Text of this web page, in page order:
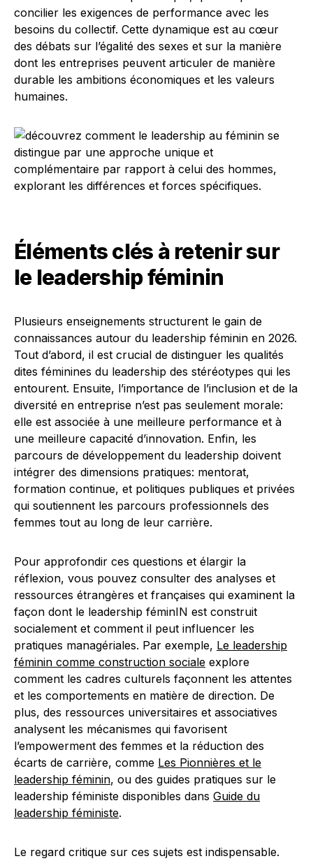
concilier les exigences de performance avec les
besoins du collectif. Cette dynamique est au cœur
des débats sur l’égalité des sexes et sur la manière
dont les entreprises peuvent articuler de manière
durable les ambitions économiques et les valeurs
humaines.
Éléments clés à retenir sur
le leadership féminin
Plusieurs enseignements structurent le gain de
connaissances autour du leadership féminin en 2026.
Tout d’abord, il est crucial de distinguer les qualités
dites féminines du leadership des stéréotypes qui les
entourent. Ensuite, l’importance de l’inclusion et de la
diversité en entreprise n’est pas seulement morale:
elle est associée à une meilleure performance et à
une meilleure capacité d’innovation. Enfin, les
parcours de développement du leadership doivent
intégrer des dimensions pratiques: mentorat,
formation continue, et politiques publiques et privées
qui soutiennent les parcours professionnels des
femmes tout au long de leur carrière.
Pour approfondir ces questions et élargir la
réflexion, vous pouvez consulter des analyses et
ressources étrangères et françaises qui examinent la
façon dont le leadership féminIN est construit
socialement et comment il peut influencer les
pratiques managériales. Par exemple, Le leadership
féminin comme construction sociale explore
comment les cadres culturels façonnent les attentes
et les comportements en matière de direction. De
plus, des ressources universitaires et associatives
analysent les mécanismes qui favorisent
l’empowerment des femmes et la réduction des
écarts de carrière, comme Les Pionnières et le
leadership féminin, ou des guides pratiques sur le
leadership féministe disponibles dans Guide du
leadership féministe.
Le regard critique sur ces sujets est indispensable.